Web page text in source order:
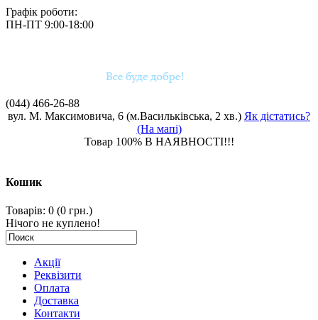
Графік роботи:
ПН-ПТ 9:00-18:00
(044) 466-26-88
вул. М. Максимовича, 6 (м.Васильківська, 2 хв.) Як дістатись?
(На мапі)
Товар 100% В НАЯВНОСТІ!!!
Кошик
Товарів: 0 (0 грн.)
Нічого не куплено!
Акції
Реквізити
Оплата
Доставка
Контакти